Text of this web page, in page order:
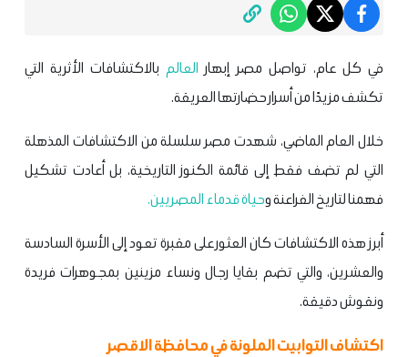
في كل عام، تواصل مصر إبهار العالم بالاكتشافات الأثرية التي
تكشف مزيدًا من أسرار حضارتها العريقة.
خلال العام الماضي، شهدت مصر سلسلة من الاكتشافات المذهلة
التي لم تضف فقط إلى قائمة الكنوز التاريخية، بل أعادت تشكيل
فهمنا لتاريخ الفراعنة وحياة قدماء المصريين.
أبرز هذه الاكتشافات كان العثور على مقبرة تعود إلى الأسرة السادسة
والعشرين، والتي تضم بقايا رجال ونساء مزينين بمجوهرات فريدة
ونقوش دقيقة.
اكتشاف التوابيت الملونة في محافظة الاقصر